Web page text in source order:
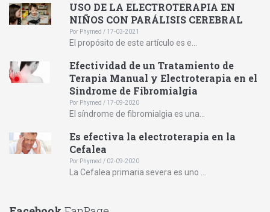
USO DE LA ELECTROTERAPIA EN
NIÑOS CON PARÁLISIS CEREBRAL
Por Phymed / 17-03-2021
El propósito de este artículo es e...
Efectividad de un Tratamiento de
Terapia Manual y Electroterapia en el
Síndrome de Fibromialgia
Por Phymed / 17-09-2020
El síndrome de fibromialgia es una...
Es efectiva la electroterapia en la
Cefalea
Por Phymed / 02-09-2020
La Cefalea primaria severa es uno ...